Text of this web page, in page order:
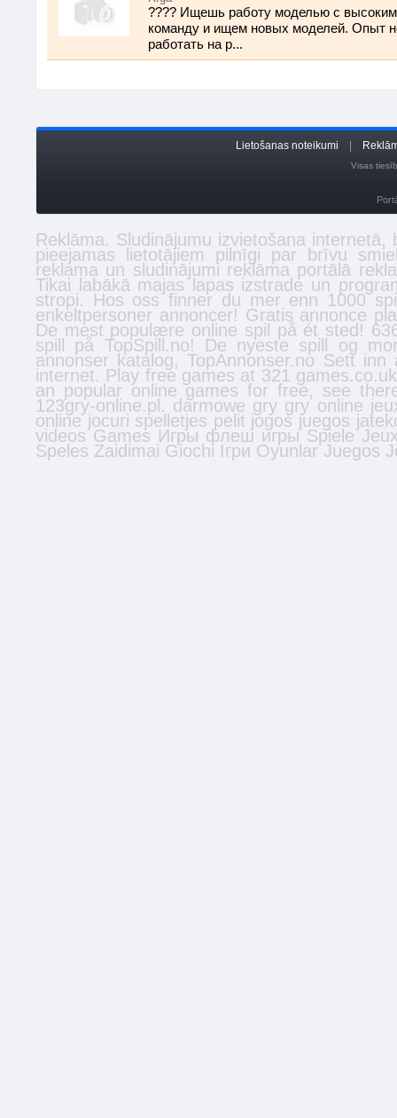
???? Ищешь работу моделью с
команду и ищем новых моделей. Опыт
работать на р...
Lietošanas noteikumi
Visas
Reklāma. Sludinājumu izvietošana internetā,
pieejamas lietotājiem pilnīgi par brīvu
reklama un sludinājumi reklāma portālā
Tikai labākā majas lapas izstrade un
stropi. Hos oss finner du mer enn 1000
enkeltpersoner annoncer! Gratis annonce
De mest populære online spil på ét sted!
spill på TopSpill.no! De nyeste spill og
annonser katalog, TopAnnonser.no Sett
internet. Play free games at 321
an popular online games for free, see
123gry-online.pl. darmowe gry gry online
online jocuri spelletjes pelit jogos juegos
videos Games Игры флеш игры Spiele
Speles Zaidimai Giochi Ігри Oyunlar Juegos